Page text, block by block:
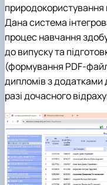
Дана система
процес навчання
до випуску та
(формування PDF-
дипломів з додатками
разі дочасного